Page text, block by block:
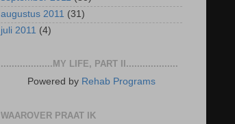
augustus 2011 (31)
juli 2011 (4)
...................MY LIFE, PART II...................
Powered by Rehab Programs
WAAROVER PRAAT IK